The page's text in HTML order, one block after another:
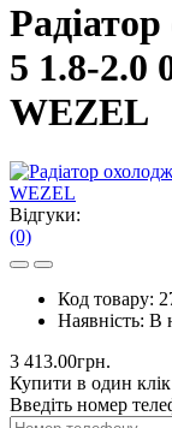
5 1.8-2.0
WEZEL
Відгуки:
(0)
Код товару:
Наявність: В
3 413.00грн.
Купити в один клік
Введіть номер